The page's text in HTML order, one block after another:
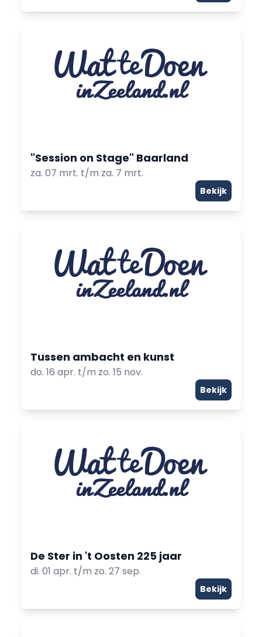
"Session on Stage" Baarland
za. 07 mrt. t/m za. 7 mrt.
Bekijk
Tussen ambacht en kunst
do. 16 apr. t/m zo. 15 nov.
Bekijk
De Ster in 't Oosten 225 jaar
di. 01 apr. t/m zo. 27 sep.
Bekijk